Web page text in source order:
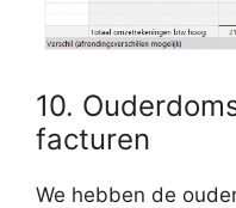
10.
facturen
We hebben de